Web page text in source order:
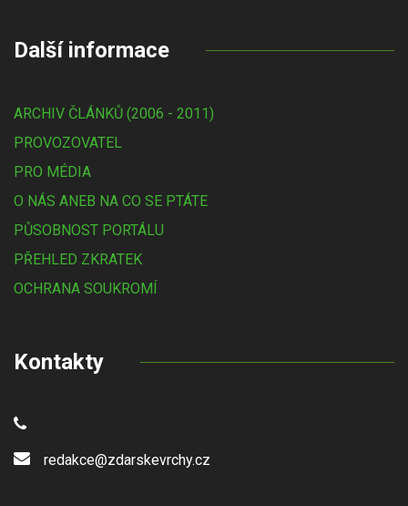
Další informace
ARCHIV ČLÁNKŮ (2006 - 2011)
PROVOZOVATEL
PRO MÉDIA
O NÁS ANEB NA CO SE PTÁTE
PŮSOBNOST PORTÁLU
PŘEHLED ZKRATEK
OCHRANA SOUKROMÍ
Kontakty
redakce@zdarskevrchy.cz